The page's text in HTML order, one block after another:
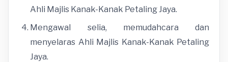
Ahli Majlis Kanak-Kanak Petaling Jaya.
Mengawal selia, memudahcara dan
menyelaras Ahli Majlis Kanak-Kanak Petaling
Jaya.